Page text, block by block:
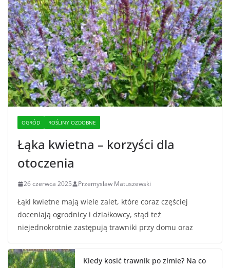
OGRÓD ROŚLINY OZDOBNE
Łąka kwietna – korzyści dla
otoczenia
26 czerwca 2025 Przemysław Matuszewski
Łąki kwietne mają wiele zalet, które coraz częściej
doceniają ogrodnicy i działkowcy, stąd też
niejednokrotnie zastępują trawniki przy domu oraz
Kiedy kosić trawnik po zimie? Na co